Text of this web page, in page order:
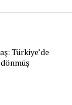
Türkiye’de